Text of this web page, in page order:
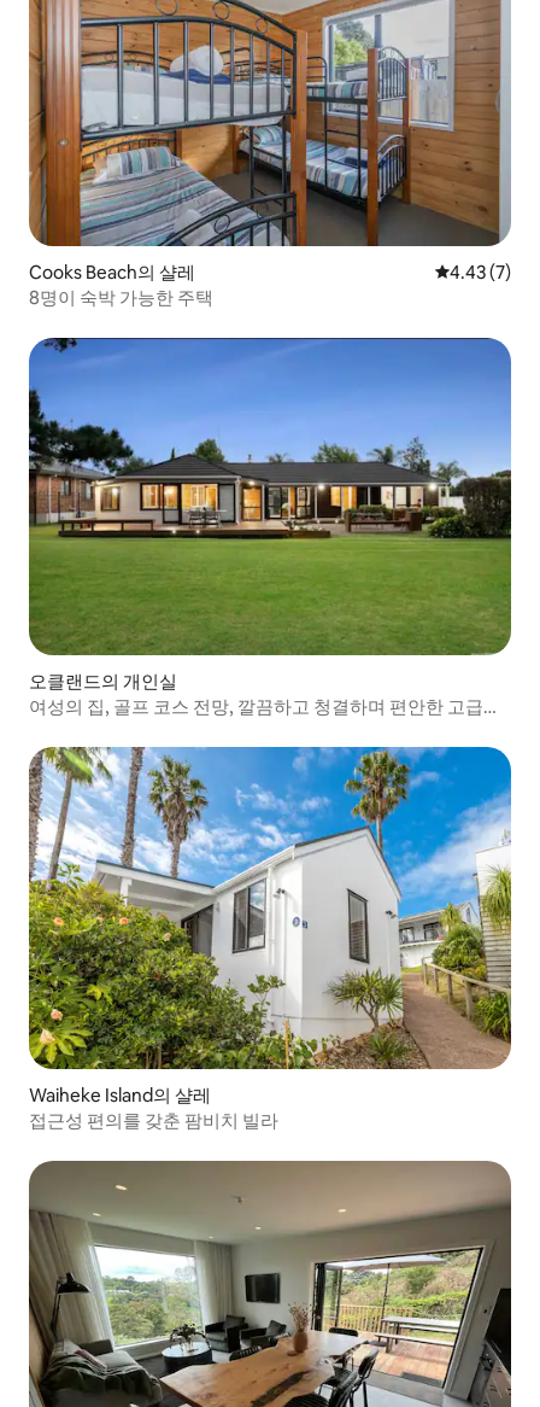
Cooks Beach의 샬레 평점 4.43점
4.43 (7)
8명이 숙박 가능한 주택
오클랜드의 개인실
여성의 집, 골프 코스 전망, 깔끔하고 청결하며 편안한 고급스
Waiheke Island의 샬레
접근성 편의를 갖춘 팜비치 빌라